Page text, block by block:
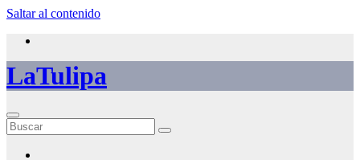
Saltar al contenido
LaTulipa